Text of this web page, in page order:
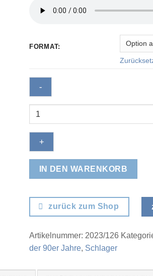
FORMAT:
Bye,
little
Lady
MengeIN DEN WARENKORB
zurück zum Shop
Artikelnummer: 2023/126
der 90er Jahre, Schlager